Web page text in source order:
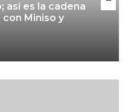
así es la cadena
Miniso y